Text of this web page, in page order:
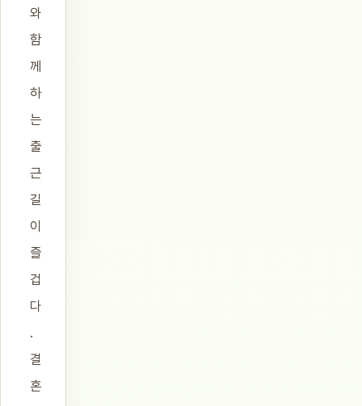
와
함
께
하
는
출
근
길
이
즐
겁
다
.
결
혼